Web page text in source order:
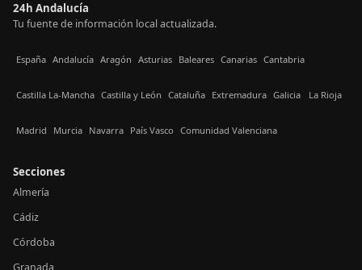
24h Andalucía
Tu fuente de información local actualizada.
España Andalucía Aragón Asturias Baleares Canarias Cantabria
Castilla La-Mancha Castilla y León Cataluña Extremadura Galicia La Rioja
Madrid Murcia Navarra País Vasco Comunidad Valenciana
Secciones
Almería
Cádiz
Córdoba